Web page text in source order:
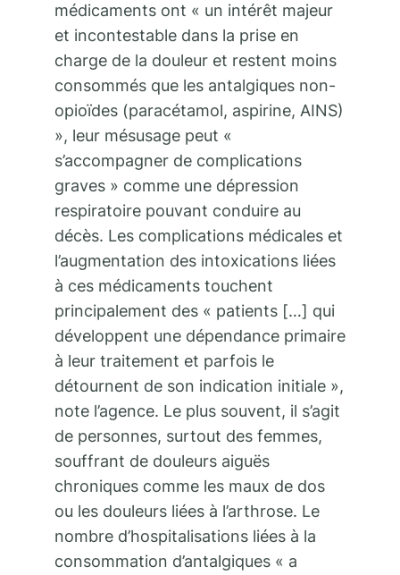
médicaments ont « un intérêt majeur
et incontestable dans la prise en
charge de la douleur et restent moins
consommés que les antalgiques non-
opioïdes (paracétamol, aspirine, AINS)
», leur mésusage peut «
s’accompagner de complications
graves » comme une dépression
respiratoire pouvant conduire au
décès. Les complications médicales et
l’augmentation des intoxications liées
à ces médicaments touchent
principalement des « patients […] qui
développent une dépendance primaire
à leur traitement et parfois le
détournent de son indication initiale »,
note l’agence. Le plus souvent, il s’agit
de personnes, surtout des femmes,
souffrant de douleurs aiguës
chroniques comme les maux de dos
ou les douleurs liées à l’arthrose. Le
nombre d’hospitalisations liées à la
consommation d’antalgiques « a